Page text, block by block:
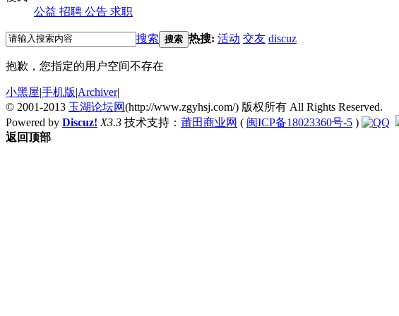
公益 招聘 公告 求职
搜索 搜索 热搜: 活动 交友 discuz
抱歉，您指定的用户空间不存在
小黑屋|手机版|Archiver|
© 2001-2013 玉湖论坛网(http://www.zgyhsj.com/) 版权所有 All Rights Reserved.
Powered by Discuz! X3.3 技术支持： 莆田商业网 ( 闽ICP备18023360号-5 )
返回顶部